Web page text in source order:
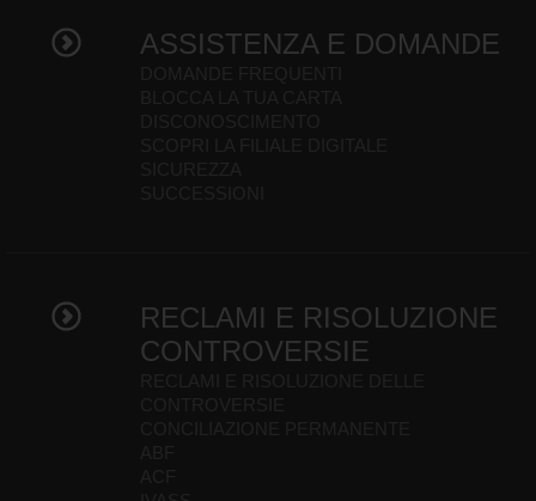
ASSISTENZA E DOMANDE
RECLAMI E RISOLUZIONE
CONTROVERSIE